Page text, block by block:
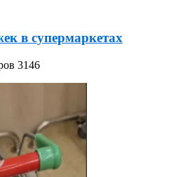
в супермаркетах
3146